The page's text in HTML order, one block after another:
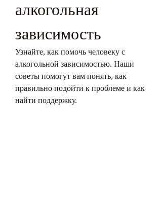
алкогольная
зависимость
Узнайте, как помочь человеку с
алкогольной зависимостью. Наши
советы помогут вам понять, как
правильно подойти к проблеме и как
найти поддержку.